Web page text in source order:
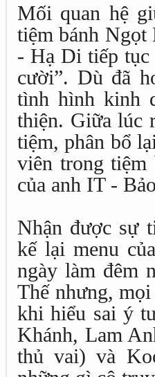
Mối quan hệ
tiệm bánh Ngọt
- Hạ Di tiếp tục
cười”. Dù đã
tình hình kinh
thiện. Giữa lúc
tiệm, phân bổ
viên trong
của anh IT -
Nhận được sự
kế lại menu
ngày làm đêm
Thế nhưng,
khi hiểu sai ý
Khánh, Lam
thủ vai) và